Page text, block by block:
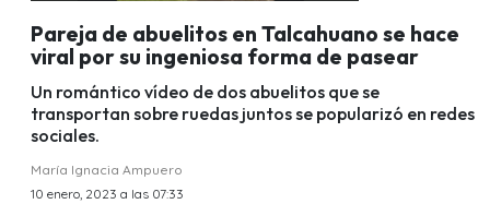
Pareja de abuelitos en Talcahuano se hace
viral por su ingeniosa forma de pasear
Un romántico vídeo de dos abuelitos que se
transportan sobre ruedas juntos se popularizó en redes
sociales.
María Ignacia Ampuero
10 enero, 2023 a las 07:33